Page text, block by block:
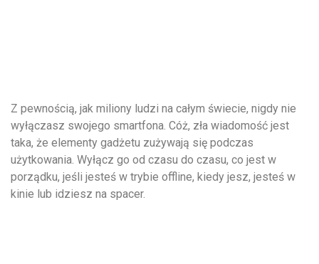
Z pewnością, jak miliony ludzi na całym świecie, nigdy nie
wyłączasz swojego smartfona. Cóż, zła wiadomość jest
taka, że elementy gadżetu zużywają się podczas
użytkowania. Wyłącz go od czasu do czasu, co jest w
porządku, jeśli jesteś w trybie offline, kiedy jesz, jesteś w
kinie lub idziesz na spacer.